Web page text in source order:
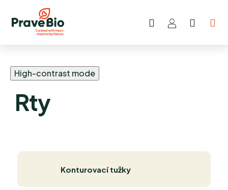
Přejít
Hledat
High-contrast mode
Rty
Konturovací tužky